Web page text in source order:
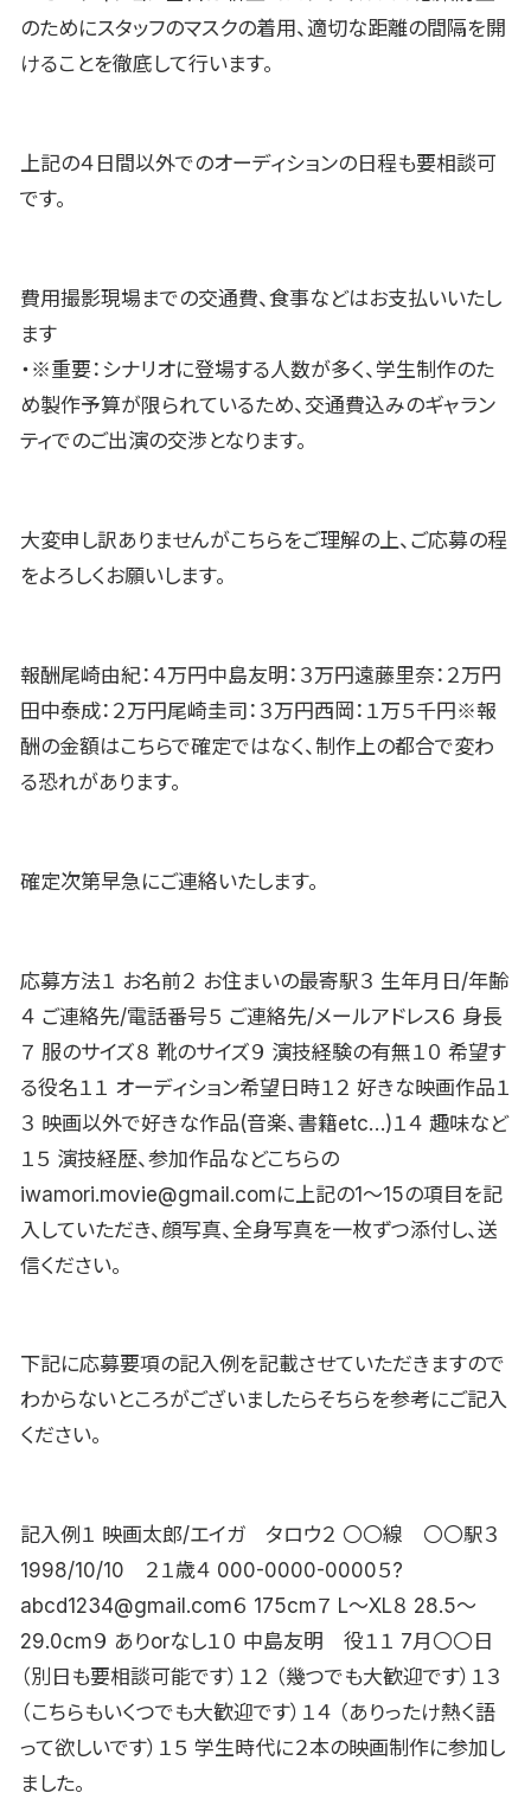
のためにスタッフのマスクの着用、適切な距離の間隔を開
けることを徹底して行います。
上記の４日間以外でのオーディションの日程も要相談可
です。
費用撮影現場までの交通費、食事などはお支払いいたし
ます
・※重要：シナリオに登場する人数が多く、学生制作のた
め製作予算が限られているため、交通費込みのギャラン
ティでのご出演の交渉となります。
大変申し訳ありませんがこちらをご理解の上、ご応募の程
をよろしくお願いします。
報酬尾崎由紀：４万円中島友明：３万円遠藤里奈：２万円
田中泰成：２万円尾崎圭司：３万円西岡：１万５千円※報
酬の金額はこちらで確定ではなく、制作上の都合で変わ
る恐れがあります。
確定次第早急にご連絡いたします。
応募方法１ お名前２ お住まいの最寄駅３ 生年月日/年齢
４ ご連絡先/電話番号５ ご連絡先/メールアドレス６ 身長
７ 服のサイズ８ 靴のサイズ９ 演技経験の有無１０ 希望す
る役名１１ オーディション希望日時１２ 好きな映画作品１
３ 映画以外で好きな作品(音楽、書籍etc…)１４ 趣味など
１５ 演技経歴、参加作品などこちらの
iwamori.movie@gmail.comに上記の1〜15の項目を記
入していただき、顔写真、全身写真を一枚ずつ添付し、送
信ください。
下記に応募要項の記入例を記載させていただきますので
わからないところがございましたらそちらを参考にご記入
ください。
記入例１ 映画太郎/エイガ タロウ２ 〇〇線 〇〇駅３
1998/10/10 ２１歳４ 000-0000-0000５?
abcd1234@gmail.com６ 175cm７ L〜XL８ 28.5〜
29.0cm９ ありorなし１０ 中島友明 役１１ 7月〇〇日
（別日も要相談可能です）１２ （幾つでも大歓迎です）１３
（こちらもいくつでも大歓迎です）１４ （ありったけ熱く語
って欲しいです）１５ 学生時代に２本の映画制作に参加し
ました。